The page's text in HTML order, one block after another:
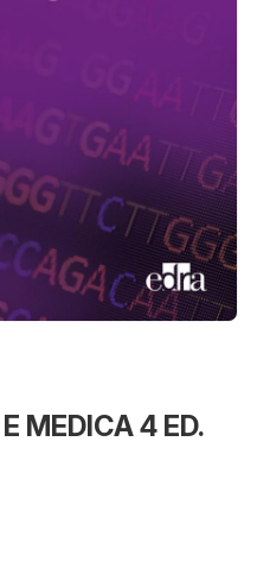
MEDICA 4 ED.